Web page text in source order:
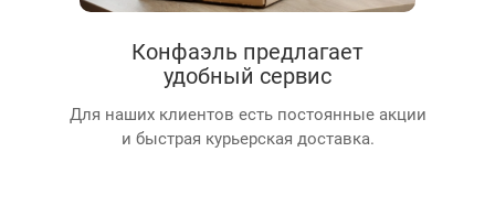
Конфаэль предлагает
удобный сервис
Для наших клиентов есть постоянные акции
и быстрая курьерская доставка.